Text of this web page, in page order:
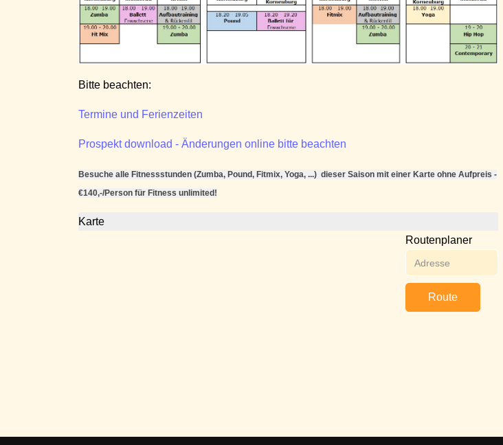
Bitte beachten:
Termine und Ferienzeiten
Prospekt download - Änderungen online bitte beachten
Besuche alle Fitnessstunden (Zumba, Pound, Fitmix, Yoga, ...) dieser Saison mit einer Karte ohne Aufpreis -
€140,-/Person für Fitness unlimited!
Karte
Routenplaner
Route